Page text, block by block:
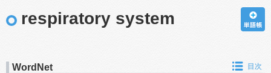
respiratory system
WordNet 目次